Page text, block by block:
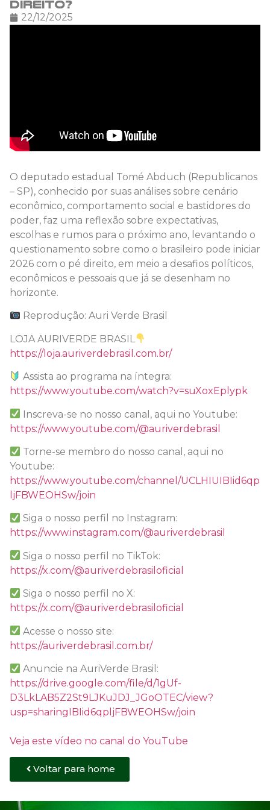
direito?
22/12/2025
O deputado estadual Tomé Abduch (Republicanos
– SP), conhecido por suas análises sobre cenário
econômico, comportamento social e bastidores do
poder, faz uma reflexão sobre expectativas,
escolhas e rumos para o próximo ano, levantando o
questionamento sobre como o brasileiro pode iniciar
2026 com o pé direito, em meio a desafios políticos,
econômicos e pessoais que já se desenham no
horizonte.
Reprodução: Auri Verde Brasil
LOJA AURIVERDE BRASIL
https://loja.auriverdebrasil.com.br/
Assista ao programa na íntegra:
https://www.youtube.com/watch?v=suXoxEplypk
Inscreva-se no nosso canal, aqui no Youtube:
https://www.youtube.com/@auriverdebrasil
Torne-se membro do nosso canal, aqui no
Youtube:
https://www.youtube.com/channel/UCLHIUIBIid6qp
ljFBWEOHSw/join
Siga o nosso perfil no Instagram:
https://www.instagram.com/@auriverdebrasil
Siga o nosso perfil no TikTok:
https://x.com/@auriverdebrasiloficial
Siga o nosso perfil no X:
https://x.com/@auriverdebrasiloficial
Acesse o nosso site:
https://auriverdebrasil.com.br/
Anuncie na AuriVerde Brasil:
https://drive.google.com/file/d/1gUf-
D3LkLAB5Z2St9LJKuJDJ_JGoOTEC/view?
usp=sharingIBIid6qpljFBWEOHSw/join
Veja este vídeo no canal do YouTube
Voltar para home